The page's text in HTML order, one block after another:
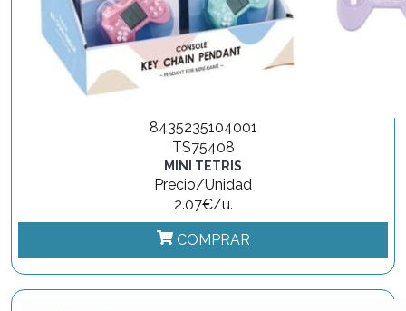
8435235104001
TS75408
MINI TETRIS
Precio/Unidad
2.07€/u.
COMPRAR